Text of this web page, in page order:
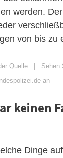
werden.
von bis zu
Quelle | Sehen
an
keinen
Dinge